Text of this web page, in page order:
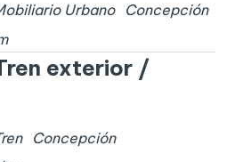
Urbano
Concepción
exterior /
Concepción